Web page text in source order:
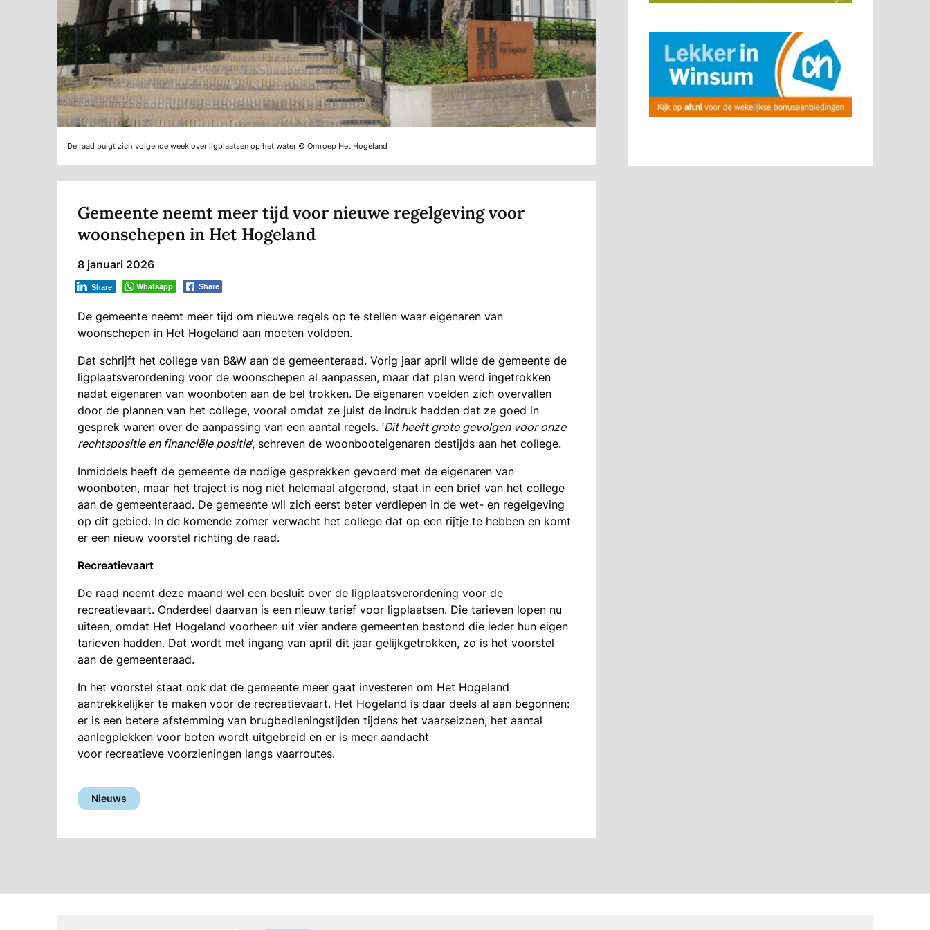
De raad buigt zich volgende week over ligplaatsen op het water © Omroep Het Hogeland
Gemeente neemt meer tijd voor nieuwe regelgeving voor
woonschepen in Het Hogeland
8 januari 2026
Whatsapp Share
Share
De gemeente neemt meer tijd om nieuwe regels op te stellen waar eigenaren van
woonschepen in Het Hogeland aan moeten voldoen.
Dat schrijft het college van B&W aan de gemeenteraad. Vorig jaar april wilde de gemeente de
ligplaatsverordening voor de woonschepen al aanpassen, maar dat plan werd ingetrokken
nadat eigenaren van woonboten aan de bel trokken. De eigenaren voelden zich overvallen
door de plannen van het college, vooral omdat ze juist de indruk hadden dat ze goed in
gesprek waren over de aanpassing van een aantal regels. ‘Dit heeft grote gevolgen voor onze
rechtspositie en financiële positie’, schreven de woonbooteigenaren destijds aan het college.
Inmiddels heeft de gemeente de nodige gesprekken gevoerd met de eigenaren van
woonboten, maar het traject is nog niet helemaal afgerond, staat in een brief van het college
aan de gemeenteraad. De gemeente wil zich eerst beter verdiepen in de wet- en regelgeving
op dit gebied. In de komende zomer verwacht het college dat op een rijtje te hebben en komt
er een nieuw voorstel richting de raad.
Recreatievaart
De raad neemt deze maand wel een besluit over de ligplaatsverordening voor de
recreatievaart. Onderdeel daarvan is een nieuw tarief voor ligplaatsen. Die tarieven lopen nu
uiteen, omdat Het Hogeland voorheen uit vier andere gemeenten bestond die ieder hun eigen
tarieven hadden. Dat wordt met ingang van april dit jaar gelijkgetrokken, zo is het voorstel
aan de gemeenteraad.
In het voorstel staat ook dat de gemeente meer gaat investeren om Het Hogeland
aantrekkelijker te maken voor de recreatievaart. Het Hogeland is daar deels al aan begonnen:
er is een betere afstemming van brugbedieningstijden tijdens het vaarseizoen, het aantal
aanlegplekken voor boten wordt uitgebreid en er is meer aandacht
voor recreatieve voorzieningen langs vaarroutes.
Nieuws